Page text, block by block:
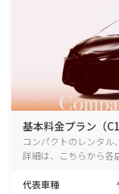
基本料金プラン（C1
コンパクトのレンタル
詳細は、こちらから各
代表車種